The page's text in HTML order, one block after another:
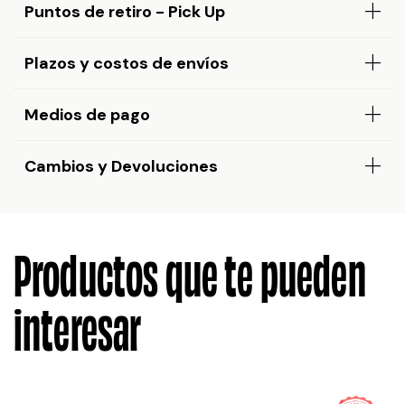
Puntos de retiro - Pick Up
Plazos y costos de envíos
Medios de pago
Cambios y Devoluciones
Productos que te pueden
interesar